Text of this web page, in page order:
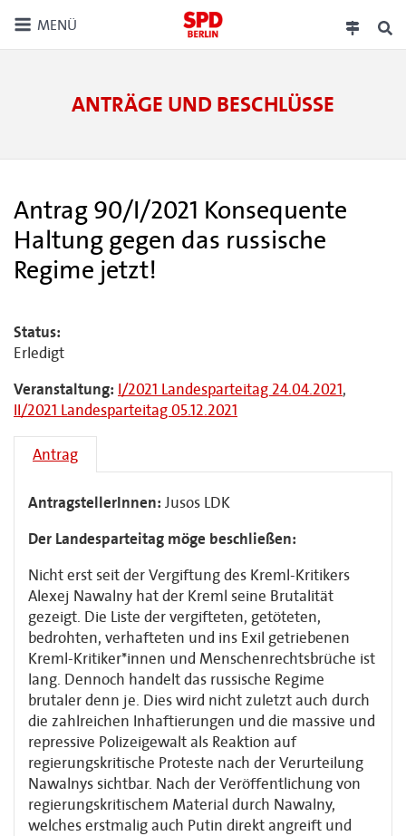
MENÜ
ANTRÄGE UND BESCHLÜSSE
Antrag 90/I/2021 Konsequente
Haltung gegen das russische
Regime jetzt!
Status:
Erledigt
Veranstaltung: I/2021 Landesparteitag 24.04.2021,
II/2021 Landesparteitag 05.12.2021
Antrag
AntragstellerInnen: Jusos LDK
Der Landesparteitag möge beschließen:
Nicht erst seit der Vergiftung des Kreml-Kritikers
Alexej Nawalny hat der Kreml seine Brutalität
gezeigt. Die Liste der vergifteten, getöteten,
bedrohten, verhafteten und ins Exil getriebenen
Kreml-Kritiker*innen und Menschenrechtsbrüche ist
lang. Dennoch handelt das russische Regime
brutaler denn je. Dies wird nicht zuletzt auch durch
die zahlreichen Inhaftierungen und die massive und
repressive Polizeigewalt als Reaktion auf
regierungskritische Proteste nach der Verurteilung
Nawalnys sichtbar. Nach der Veröffentlichung von
regierungskritischem Material durch Nawalny,
welches erstmalig auch Putin direkt angreift und